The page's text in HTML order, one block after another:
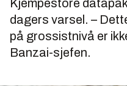
Kjempestore
dagers varsel. –
på grossistnivå er
Banzai-sjefen.